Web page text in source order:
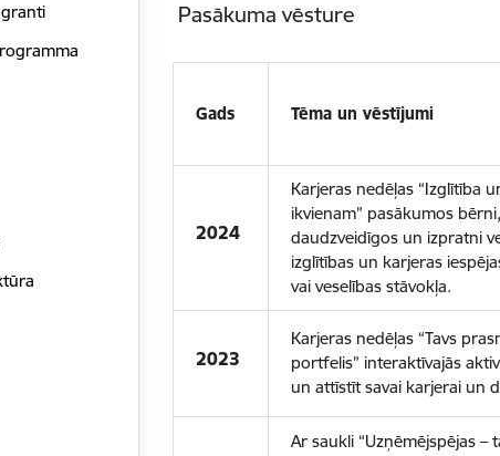
Pasākuma vēsture
Gads Tēma un vēstījumi
2024
Karjeras nedēļas “Izglītība
ikvienam” pasākumos
daudzveidīgos un izpratni
izglītības un karjeras
vai veselības stāvokļa.
2023
Karjeras nedēļas “Tavs
portfelis” interaktīvajās
un attīstīt savai karjerai un
Ar saukli “Uzņēmējspējas –